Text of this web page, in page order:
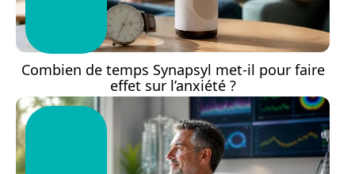
Combien de temps Synapsyl met-il pour faire
effet sur l’anxiété ?